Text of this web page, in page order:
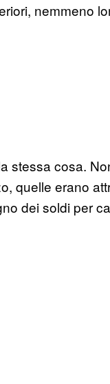
nemmeno
stessa cosa.
quelle erano
dei soldi per